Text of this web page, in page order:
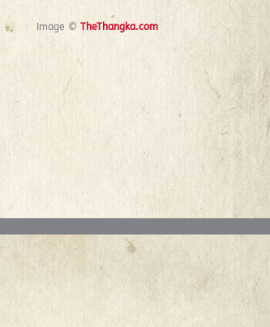
Image ©TheThangka.com
Prev